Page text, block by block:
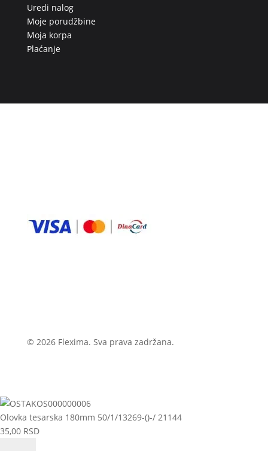
Uredi nalog
Moje porudžbine
Moja korpa
Plaćanje
© 2026 Flexima. Sva prava zadržana.
Olovka tesarska 180mm 50/1/13269-()-/ 21144
35,00 RSD